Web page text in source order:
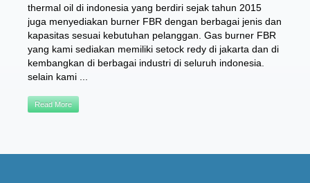
thermal oil di indonesia yang berdiri sejak tahun 2015
juga menyediakan burner FBR dengan berbagai jenis dan
kapasitas sesuai kebutuhan pelanggan. Gas burner FBR
yang kami sediakan memiliki setock redy di jakarta dan di
kembangkan di berbagai industri di seluruh indonesia.
selain kami ...
Read More